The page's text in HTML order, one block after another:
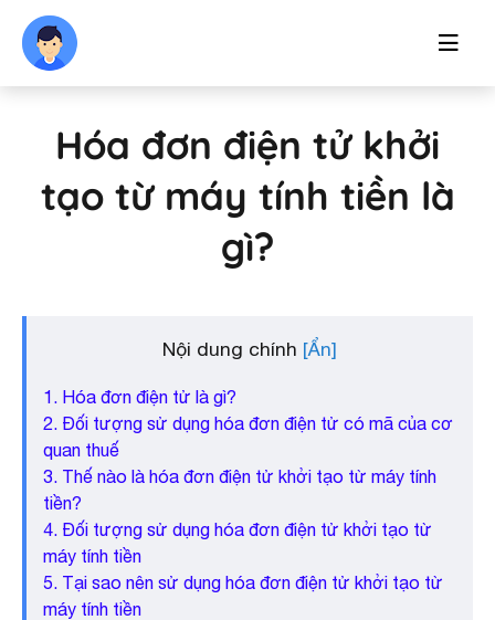
Hóa đơn điện tử khởi
tạo từ máy tính tiền là
gì?
Nội dung chính
1. Hóa đơn điện tử là gì?
2. Đối tượng sử dụng hóa đơn điện tử có mã của cơ
quan thuế
3. Thế nào là hóa đơn điện tử khởi tạo từ máy tính
tiền?
4. Đối tượng sử dụng hóa đơn điện tử khởi tạo từ
máy tính tiền
5. Tại sao nên sử dụng hóa đơn điện tử khởi tạo từ
máy tính tiền